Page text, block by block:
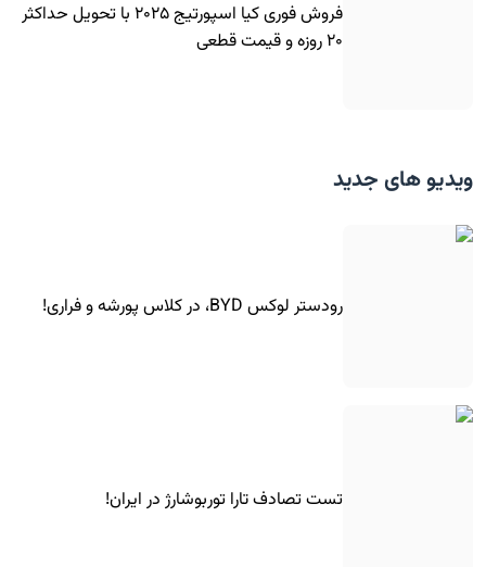
فروش فوری کیا اسپورتیج ۲۰۲۵ با تحویل حداکثر
۲۰ روزه و قیمت قطعی
ویدیو های جدید
رودستر لوکس BYD، در کلاس پورشه و فراری!
تست تصادف تارا توربوشارژ در ایران!